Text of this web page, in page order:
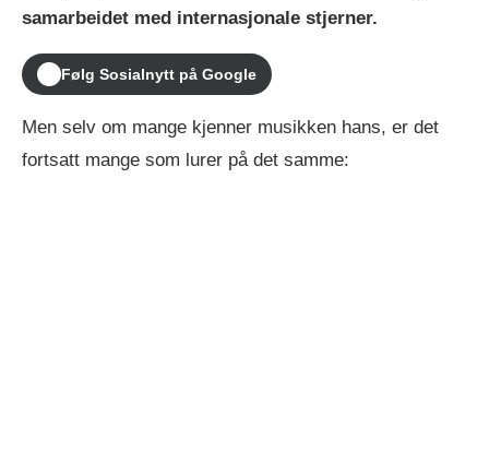
samarbeidet med internasjonale stjerner.
Følg Sosialnytt på Google
Men selv om mange kjenner musikken hans, er det
fortsatt mange som lurer på det samme: